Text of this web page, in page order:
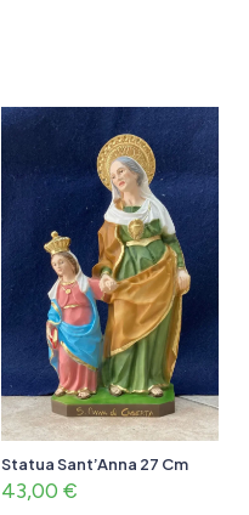
Statua Sant’Anna 27 Cm
43,00 €